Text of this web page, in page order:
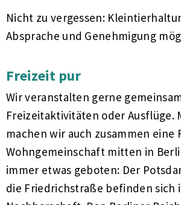
Nicht zu vergessen:
Absprache und Genehmigung
Freizeit pur
Wir veranstalten gerne
Freizeitaktivitäten oder Ausflüge.
machen wir auch zusammen eine
Wohngemeinschaft mitten in
immer etwas geboten: Der
die Friedrichstraße befinden